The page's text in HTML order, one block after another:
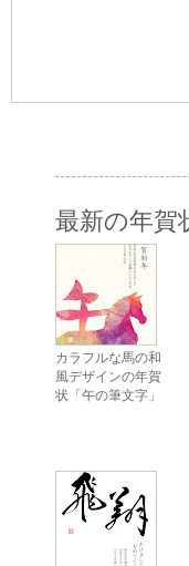
最新の年賀
カラフルな馬の和
風デザインの年賀
状「午の筆文字」